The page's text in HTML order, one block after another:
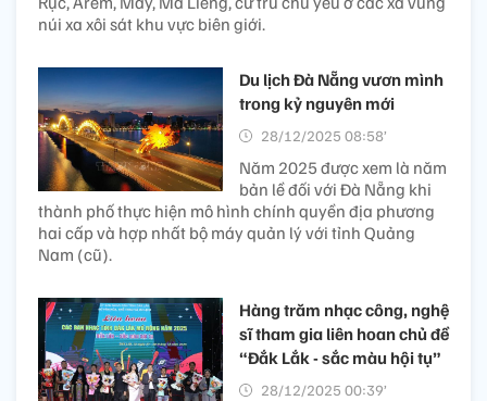
núi xa xôi sát khu vực biên giới.
Du lịch Đà Nẵng vươn mình
trong kỷ nguyên mới
28/12/2025 08:58’
Năm 2025 được xem là năm
bản lề đối với Đà Nẵng khi
thành phố thực hiện mô hình chính quyền địa phương
hai cấp và hợp nhất bộ máy quản lý với tỉnh Quảng
Nam (cũ).
Hàng trăm nhạc công, nghệ
sĩ tham gia liên hoan chủ đề
“Đắk Lắk - sắc màu hội tụ”
28/12/2025 00:39’